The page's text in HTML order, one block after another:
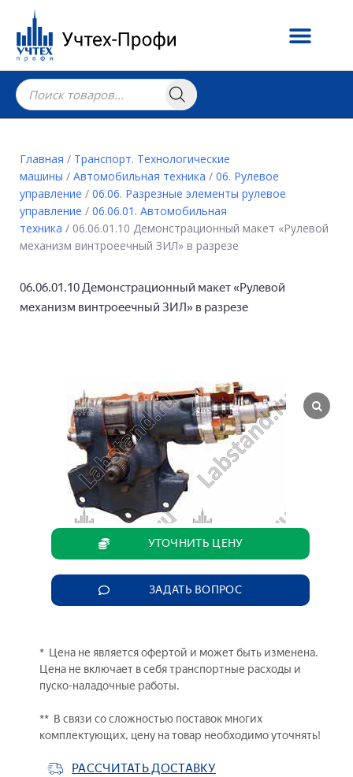
Главная / Транспорт. Технологические
машины / Автомобильная техника / 06. Рулевое
управление / 06.06. Разрезные элементы рулевое
управление / 06.06.01. Автомобильная
техника / 06.06.01.10 Демонстрационный макет «Рулевой
механизм винтроеечный ЗИЛ» в разрезе
06.06.01.10 Демонстрационный макет «Рулевой
механизм винтроеечный ЗИЛ» в разрезе
УТОЧНИТЬ ЦЕНУ
ЗАДАТЬ ВОПРОС
* Цена не является офертой и может быть изменена.
Цена не включает в себя транспортные расходы и
пуско-наладочные работы.
** В связи со сложностью поставок многих
комплектующих, цену на товар необходимо уточнять!
РАССЧИТАТЬ ДОСТАВКУ